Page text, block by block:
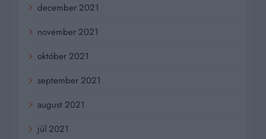
december 2021
november 2021
október 2021
september 2021
august 2021
júl 2021